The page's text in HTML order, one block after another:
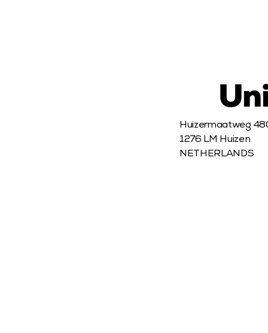
Huizermaatweg
1276 LM Huizen
NETHERLANDS